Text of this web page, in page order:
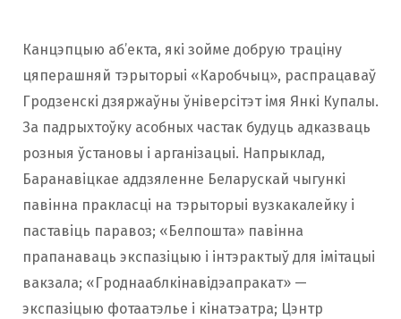
Канцэпцыю аб’екта, які зойме добрую траціну
цяперашняй тэрыторыі «Каробчыц», распрацаваў
Гродзенскі дзяржаўны ўніверсітэт імя Янкі Купалы.
За падрыхтоўку асобных частак будуць адказваць
розныя ўстановы і арганізацыі. Напрыклад,
Баранавіцкае аддзяленне Беларускай чыгункі
павінна пракласці на тэрыторыі вузкакалейку і
паставіць паравоз; «Белпошта» павінна
прапанаваць экспазіцыю і інтэрактыў для імітацыі
вакзала; «Гроднааблкінавідэапракат» —
экспазіцыю фотаатэлье і кінатэатра; Цэнтр